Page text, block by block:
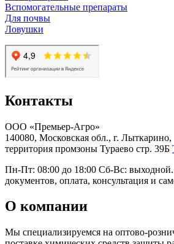
Вспомогательные препараты
Для почвы
Ловушки
Контакты
ООО «Премьер-Агро»
140080, Московская обл., г. Лыткарино,
территория промзоны Тураево стр. 39Б
Пн-Пт: 08:00 до 18:00 Сб-Вс:
документов, оплата, консультация и
О компании
Мы специализируемся на оптово-